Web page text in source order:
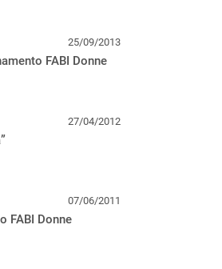
25/09/2013
FABI Donne
27/04/2012
07/06/2011
FABI Donne